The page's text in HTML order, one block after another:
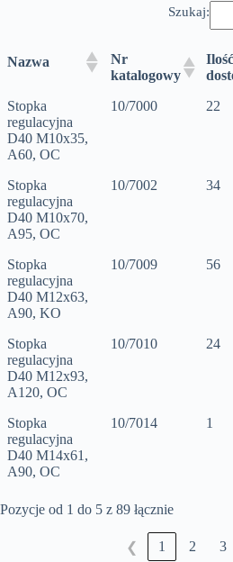
Szukaj:
Nazwa
Nr
katalogowy
Ilość
Stopka
regulacyjna
D40 M10x35,
A60, OC
10/7000 22
Stopka
regulacyjna
D40 M10x70,
A95, OC
10/7002 34
Stopka
regulacyjna
D40 M12x63,
A90, KO
10/7009 56
Stopka
regulacyjna
D40 M12x93,
A120, OC
10/7010 24
Stopka
regulacyjna
D40 M14x61,
A90, OC
10/7014 1
Pozycje od 1 do 5 z 89 łącznie
❮ 1 2 3